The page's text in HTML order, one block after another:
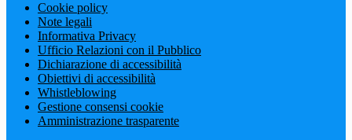
Cookie policy
Note legali
Informativa Privacy
Ufficio Relazioni con il Pubblico
Dichiarazione di accessibilità
Obiettivi di accessibilità
Whistleblowing
Gestione consensi cookie
Amministrazione trasparente